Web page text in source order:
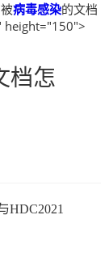
病毒感染的文档
height="150">
档怎
HDC2021